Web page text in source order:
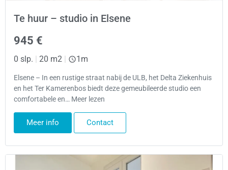
Te huur – studio in Elsene
945 €
0 slp. | 20 m2 | 1m
Elsene – In een rustige straat nabij de ULB, het Delta Ziekenhuis
en het Ter Kamerenbos biedt deze gemeubileerde studio een
comfortabele en… Meer lezen
Meer info Contact